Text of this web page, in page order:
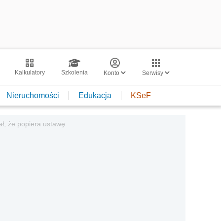
Kalkulatory Szkolenia Konto Serwisy
Nieruchomości Edukacja KSeF
że popiera ustawę